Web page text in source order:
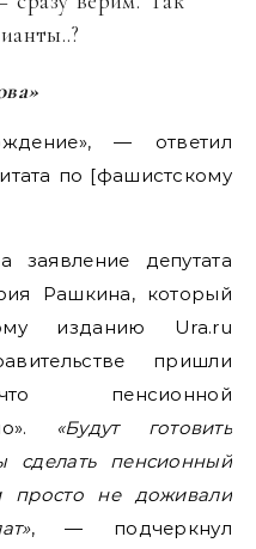
— ответил
по [фашистскому
заявление депутата
Рашкина, который
изданию Ura.ru
пришли
пенсионной
«Будут готовить
сделать пенсионный
просто не доживали
, — подчеркнул